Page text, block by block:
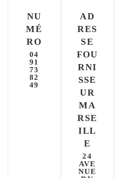
NU
MÉ
RO
04
91
73
82
49
AD
RES
SE
FOU
RNI
SSE
UR
MA
RSE
ILL
E
24
AVE
NUE